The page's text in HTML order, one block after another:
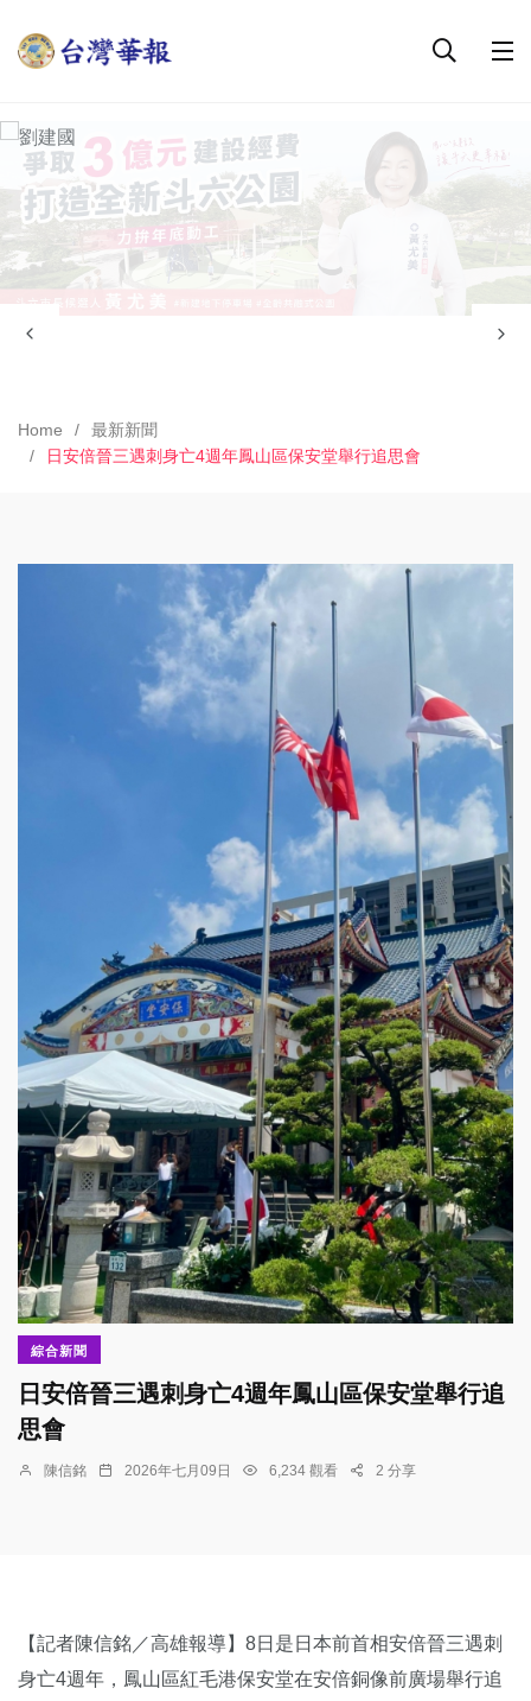
Home
最新新聞
日安倍晉三遇刺身亡4週年鳳山區保安堂舉行追思會
綜合新聞
日安倍晉三遇刺身亡4週年鳳山區保安堂舉行追
思會
陳信銘 2026年七月09日 6,234 觀看 2 分享
【記者陳信銘／高雄報導】8日是日本前首相安倍晉三遇刺
身亡4週年，鳳山區紅毛港保安堂在安倍銅像前廣場舉行追